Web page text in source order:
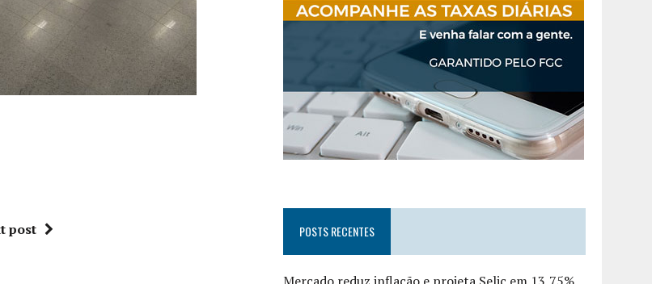
post POSTS RECENTES
Mercado reduz inflação e projeta Selic em 13,75%